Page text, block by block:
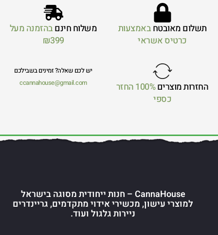
תשלום מאובטחבאמצעות
כרטיס אשראי
משלוח חינםבהזמנה מעל
₪399
החזרות מוצרים
100% החזר
כספי
יש לכם שאלה? זמינים בשבילכם
ccannahouse@gmail.com
CannaHouse – חנות ייחודית מסוגה בישראל
למוצרי עישון, מכשירי אידוי מתקדמים, גריינדרים
ניירות גלגול ועוד.